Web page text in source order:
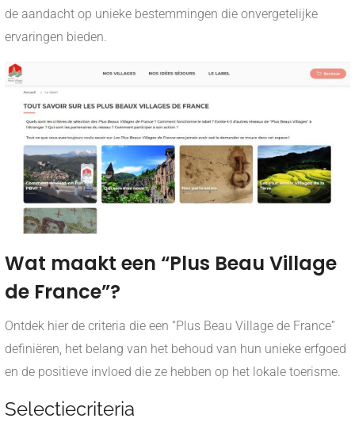
de aandacht op unieke bestemmingen die onvergetelijke
ervaringen bieden.
Wat maakt een “Plus Beau Village
de France”?
Ontdek hier de criteria die een “Plus Beau Village de France”
definiëren, het belang van het behoud van hun unieke erfgoed
en de positieve invloed die ze hebben op het lokale toerisme.
Selectiecriteria